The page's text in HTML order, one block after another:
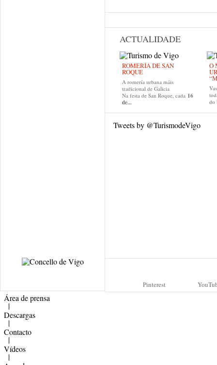
ACTUALIDADE
ROMERÍA DE SAN
ROQUE
A romería urbana máis
tradicional de Galicia
Na festa de San Roque, cada 16
de...
O
do
Tweets by @TurismodeVigo
Pinterest
Área de prensa
|
Descargas
|
Contacto
|
Vídeos
|